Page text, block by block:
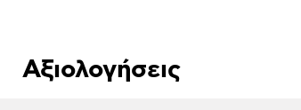
Αξιολογήσεις